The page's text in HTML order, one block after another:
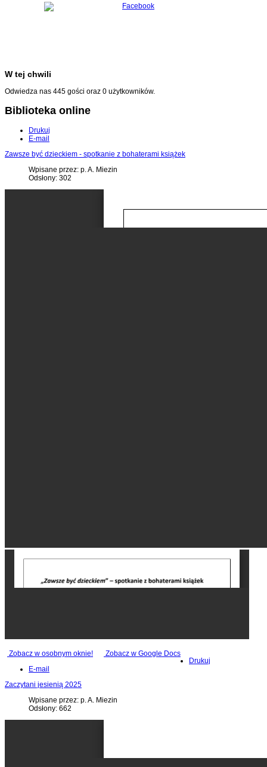
W tej chwili
Odwiedza nas 445 gości oraz 0 użytkowników.
Biblioteka online
Drukuj
E-mail
Zawsze być dzieckiem - spotkanie z bohaterami książek
Wpisane przez: p. A. Miezin
Odsłony: 302
Zobacz w osobnym oknie!
Zobacz w Google Docs
Drukuj
E-mail
Zaczytani jesienią 2025
Wpisane przez: p. A. Miezin
Odsłony: 662